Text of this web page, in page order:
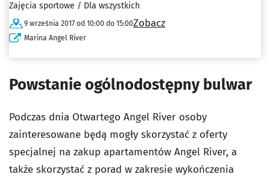
Zajęcia sportowe / Dla wszystkich
9 września 2017 od 10:00 do 15:00
Marina Angel River
Zobacz
Powstanie ogólnodostępny bulwar
Podczas dnia Otwartego Angel River osoby
zainteresowane będą mogły skorzystać z oferty
specjalnej na zakup apartamentów Angel River, a
także skorzystać z porad w zakresie wykończenia